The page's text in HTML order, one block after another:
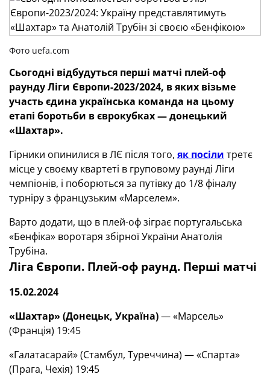
Фото uefa.com
Сьогодні відбудуться перші матчі плей-оф
раунду Ліги Європи-2023/2024, в яких візьме
участь єдина українська команда на цьому
етапі боротьби в єврокубках — донецький
«Шахтар».
Гірники опинилися в ЛЄ після того, як посіли третє
місце у своєму квартеті в груповому раунді Ліги
чемпіонів, і поборються за путівку до 1/8 фіналу
турніру з французьким «Марселем».
Варто додати, що в плей-оф зіграє португальська
«Бенфіка» воротаря збірної України Анатолія
Трубіна.
Ліга Європи. Плей-оф раунд. Перші матчі
15.02.2024
«Шахтар» (Донецьк, Україна)— «Марсель»
(Франція) 19:45
«Галатасарай» (Стамбул, Туреччина) — «Спарта»
(Прага, Чехія) 19:45